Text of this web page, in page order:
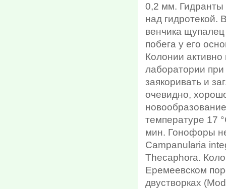
0,2 мм. Гидранты
над гидротекой.
венчика
побега у его
Колонии
лаборатории
заякоривать и
очевидно,
температуре 17
мин. Гонофоры
Campanularia
Thecaphora.
Еремеевском
двустворках